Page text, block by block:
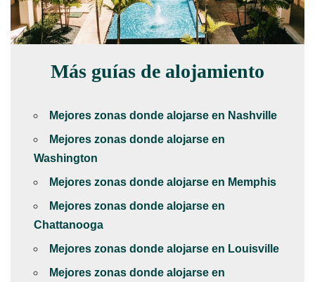
Más guías de alojamiento
Mejores zonas donde alojarse en Nashville
Mejores zonas donde alojarse en
Washington
Mejores zonas donde alojarse en Memphis
Mejores zonas donde alojarse en
Chattanooga
Mejores zonas donde alojarse en Louisville
Mejores zonas donde alojarse en